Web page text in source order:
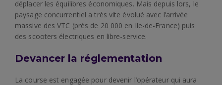
déplacer les équilibres économiques. Mais depuis lors, le
paysage concurrentiel a très vite évolué avec l’arrivée
massive des VTC (près de 20 000 en Ile-de-France) puis
des scooters électriques en libre-service.
Devancer la réglementation
La course est engagée pour devenir l’opérateur qui aura